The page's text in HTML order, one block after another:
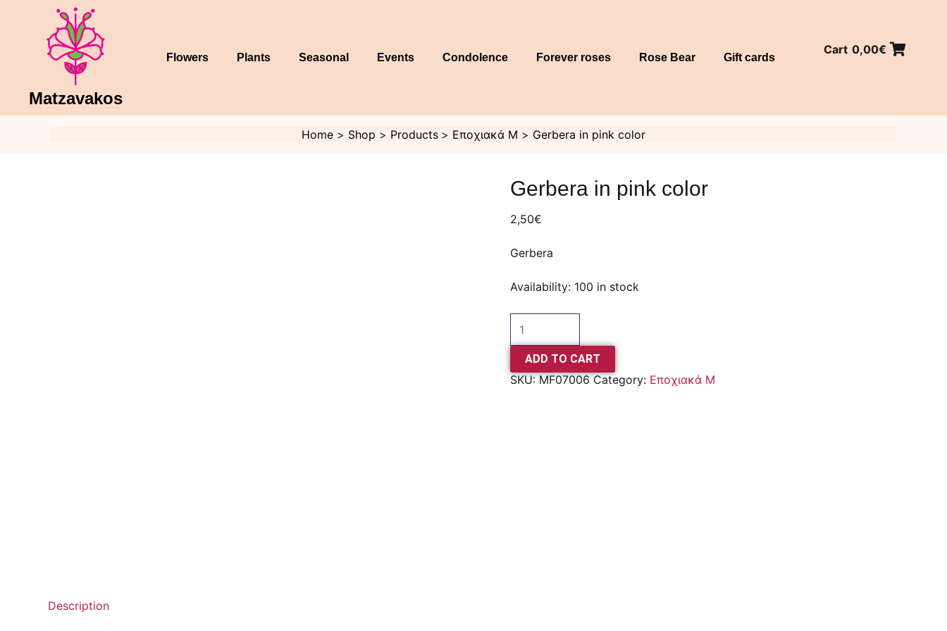
Matzavakos
Flowers Plants Seasonal Events Condolence Forever roses Rose Bear Gift cards
Cart 0,00€
Home Shop Products Εποχιακά Μ Gerbera in pink color
Gerbera in pink color
2,50€
Gerbera
Availability: 100 in stock
pink
quantity
ADD TO CART
SKU:MF07006 Category: Εποχιακά Μ
Description